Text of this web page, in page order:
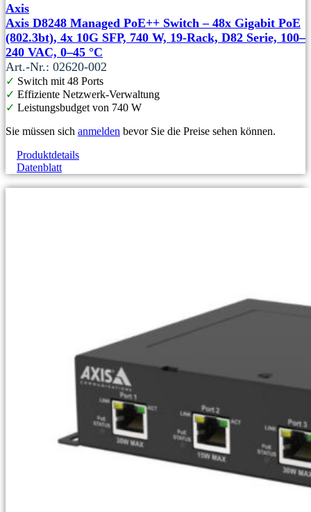
Axis
Axis D8248 Managed PoE++ Switch – 48x Gigabit PoE
(802.3bt), 4x 10G SFP, 740 W, 19-Rack, D82 Serie, 100–
240 VAC, 0–45 °C
Art.-Nr.: 02620-002
✓ Switch mit 48 Ports
✓ Effiziente Netzwerk-Verwaltung
✓ Leistungsbudget von 740 W
Sie müssen sich anmelden bevor Sie die Preise sehen können.
Produktdetails
Datenblatt